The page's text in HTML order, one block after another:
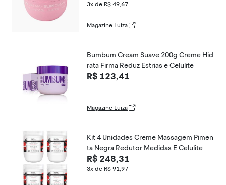
3x de R$ 49,67
Magazine Luiza
Bumbum Cream Suave 200g Creme Hid
rata Firma Reduz Estrias e Celulite
R$ 123,41
Magazine Luiza
Kit 4 Unidades Creme Massagem Pimen
ta Negra Redutor Medidas E Celulite
R$ 248,31
3x de R$ 91,97